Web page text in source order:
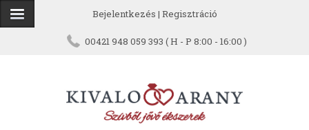
Bejelentkezés | Regisztráció
00421 948 059 393 ( H - P 8:00 - 16:00 )